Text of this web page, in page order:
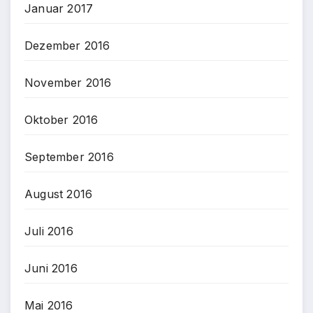
Januar 2017
Dezember 2016
November 2016
Oktober 2016
September 2016
August 2016
Juli 2016
Juni 2016
Mai 2016